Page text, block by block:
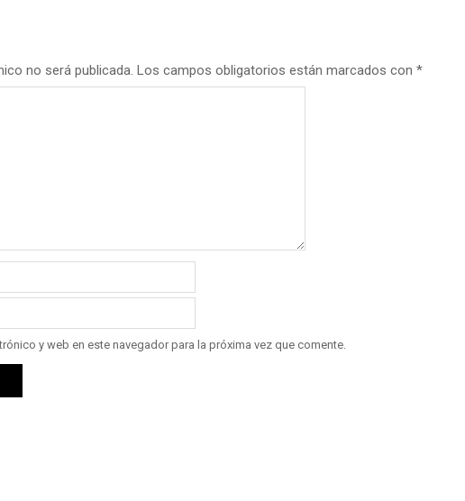
no será publicada. Los campos obligatorios están marcados con *
y web en este navegador para la próxima vez que comente.